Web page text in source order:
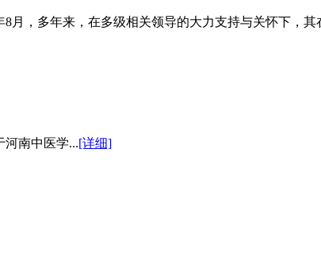
8月，多年来，在多级相关领导的大力支持与关怀下，
河南中医学...[详细]